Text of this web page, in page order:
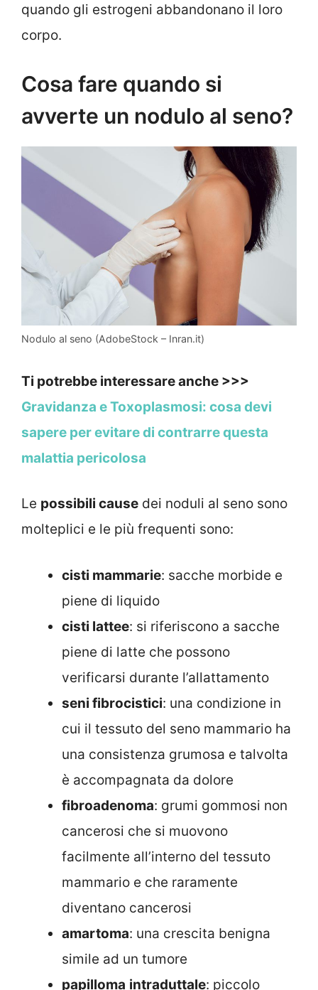
quando gli estrogeni abbandonano il loro
corpo.
Cosa fare quando si
avverte un nodulo al seno?
Nodulo al seno (AdobeStock – Inran.it)
Ti potrebbe interessare anche >>>
Gravidanza e Toxoplasmosi: cosa devi
sapere per evitare di contrarre questa
malattia pericolosa
Le possibili cause dei noduli al seno sono
molteplici e le più frequenti sono:
cisti mammarie: sacche morbide e
piene di liquido
cisti lattee: si riferiscono a sacche
piene di latte che possono
verificarsi durante l’allattamento
seni fibrocistici: una condizione in
cui il tessuto del seno mammario ha
una consistenza grumosa e talvolta
è accompagnata da dolore
fibroadenoma: grumi gommosi non
cancerosi che si muovono
facilmente all’interno del tessuto
mammario e che raramente
diventano cancerosi
amartoma: una crescita benigna
simile ad un tumore
papilloma intraduttale: piccolo